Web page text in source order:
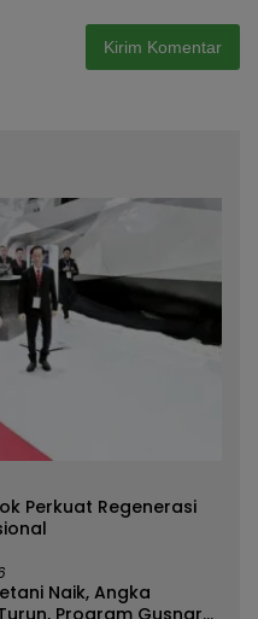
Perkuat Regenerasi
Naik, Angka